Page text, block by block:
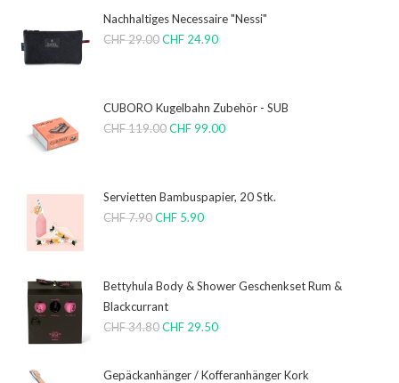
Nachhaltiges Necessaire "Nessi"
CHF29.00 CHF 24.90
CUBORO Kugelbahn Zubehör - SUB
CHF119.00 CHF99.00
Servietten Bambuspapier, 20 Stk.
CHF7.90 CHF 5.90
Bettyhula Body & Shower Geschenkset Rum &
Blackcurrant
CHF34.80 CHF 29.50
Gepäckanhänger / Kofferanhänger Kork